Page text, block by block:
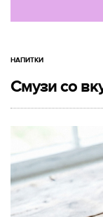
НАПИТКИ
Смузи со